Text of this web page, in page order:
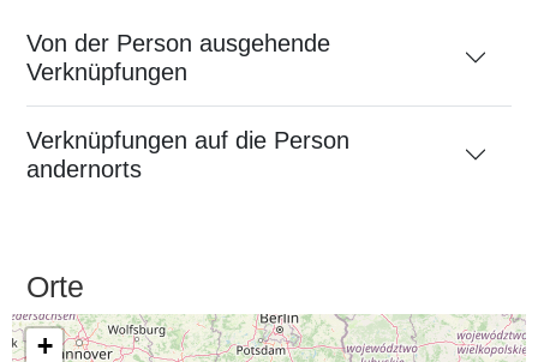
Von der Person ausgehende
Verknüpfungen
Verknüpfungen auf die Person
andernorts
Orte
+